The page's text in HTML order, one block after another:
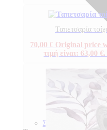
ΣΧΕΤΙΚΑ ΜΕ
Ταπετσαρία
70,00€ Original price
τιμή είναι: 63,00 €.